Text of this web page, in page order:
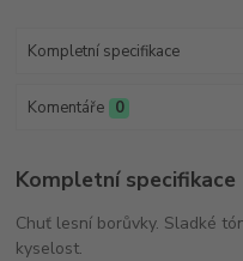
Kompletní specifikace
Komentáře 0
Kompletní specifikace
Chuť lesní borůvky. Sladké
kyselost.